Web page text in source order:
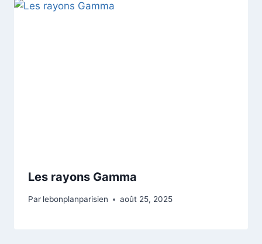
Les rayons Gamma
Par lebonplanparisien août 25, 2025